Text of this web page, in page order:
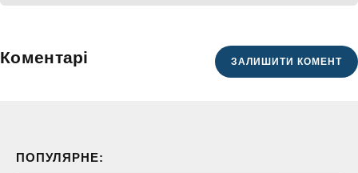
ПОПУЛЯРНЕ:
Коментарі ЗАЛИШИТИ КОМЕНТ